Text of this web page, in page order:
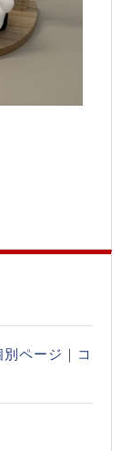
別ページ ｜ コ